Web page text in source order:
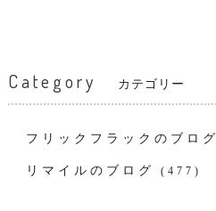
Category カテゴリー
フリックフラックのブログ
リマイルのブログ (477)